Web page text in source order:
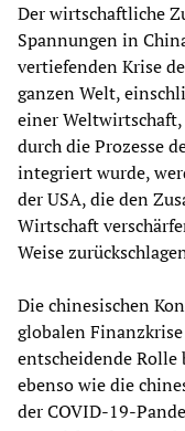
Der wirtschaftliche
Spannungen in
vertiefenden Krise
ganzen Welt,
einer
durch die Prozesse
integriert wurde,
der USA, die den
Wirtschaft
Weise
Die chinesischen
globalen
entscheidende
ebenso wie die
der COVID-19-